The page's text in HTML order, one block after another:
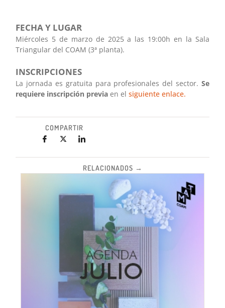
FECHA Y LUGAR
Miércoles 5 de marzo de 2025 a las 19:00h en la Sala
Triangular del COAM (3ª planta).
INSCRIPCIONES
La jornada es gratuita para profesionales del sector. Se
requiere inscripción previa en elsiguiente enlace.
COMPARTIR
RELACIONADOS →